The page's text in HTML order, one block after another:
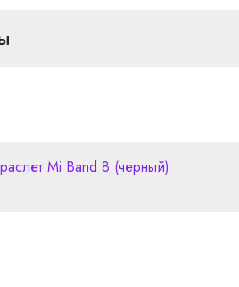
Mi Band 8 (черный)